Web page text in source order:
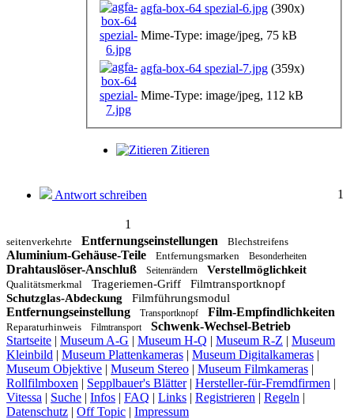
agfa-box-64 spezial-6.jpg (390x)
Mime-Type: image/jpeg, 75 kB
agfa-box-64 spezial-7.jpg (359x)
Mime-Type: image/jpeg, 112 kB
Zitieren
Antwort schreiben 1
1
seitenverkehrte Entfernungseinstellungen Blechstreifens
Aluminium-Gehäuse-Teile Entfernungsmarken Besonderheiten
Drahtauslöser-Anschluß Seitenrändern Verstellmöglichkeit
Qualitätsmerkmal Trageriemen-Griff
Filmtransportknopf
Schutzglas-Abdeckung
Filmführungsmodul
Entfernungseinstellung Transportknopf Film-Empfindlichkeiten
Reparaturhinweis Filmtransport
Schwenk-Wechsel-Betrieb
Startseite | Museum A-G | Museum H-Q | Museum R-Z | Museum
Kleinbild | Museum Plattenkameras | Museum Digitalkameras |
Museum Objektive | Museum Stereo | Museum Filmkameras |
Rollfilmboxen | Sepplbauer's Blätter| Hersteller-für-Fremdfirmen |
Vitessa | Suche | Infos | FAQ | Links | Registrieren | Regeln |
Datenschutz | Off Topic | Impressum